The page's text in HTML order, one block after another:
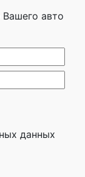
авто
данных